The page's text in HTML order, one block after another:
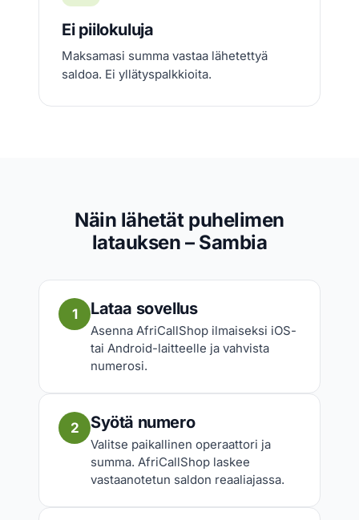
Ei piilokuluja
Maksamasi summa vastaa lähetettyä
saldoa. Ei yllätyspalkkioita.
Näin lähetät puhelimen
latauksen – Sambia
1 Lataa sovellus
Asenna AfriCallShop ilmaiseksi iOS-
tai Android-laitteelle ja vahvista
numerosi.
2 Syötä numero
Valitse paikallinen operaattori ja
summa. AfriCallShop laskee
vastaanotetun saldon reaaliajassa.